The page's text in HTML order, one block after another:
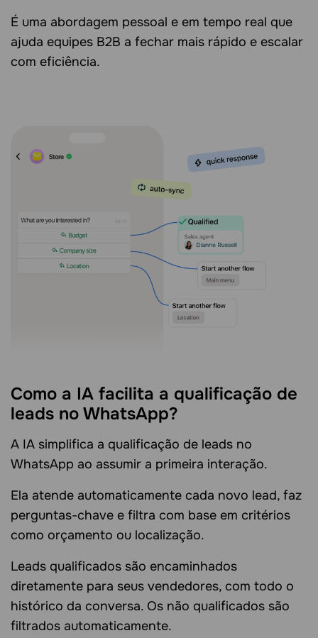
É uma abordagem pessoal e em tempo real que
ajuda equipes B2B a fechar mais rápido e escalar
com eficiência.
Como a IA facilita a qualificação de
leads no WhatsApp?
A IA simplifica a qualificação de leads no
WhatsApp ao assumir a primeira interação.
Ela atende automaticamente cada novo lead, faz
perguntas-chave e filtra com base em critérios
como orçamento ou localização.
Leads qualificados são encaminhados
diretamente para seus vendedores, com todo o
histórico da conversa. Os não qualificados são
filtrados automaticamente.